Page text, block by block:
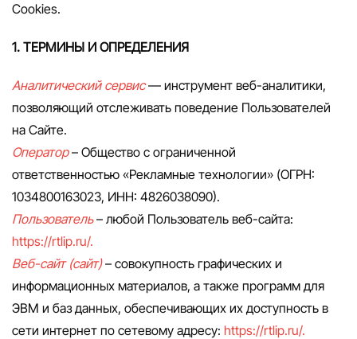
Cookies.
1. ТЕРМИНЫ И ОПРЕДЕЛЕНИЯ
Аналитический сервис— инструмент веб-аналитики,
позволяющий отслеживать поведение Пользователей
на Сайте.
Оператор– Общество с ограниченной
ответственностью «Рекламные технологии» (ОГРН:
1034800163023, ИНН: 4826038090).
Пользователь– любой Пользователь веб-сайта:
https://rtlip.ru/.
Веб-сайт (сайт)– совокупность графических и
информационных материалов, а также программ для
ЭВМ и баз данных, обеспечивающих их доступность в
сети интернет по сетевому адресу: https://rtlip.ru/.